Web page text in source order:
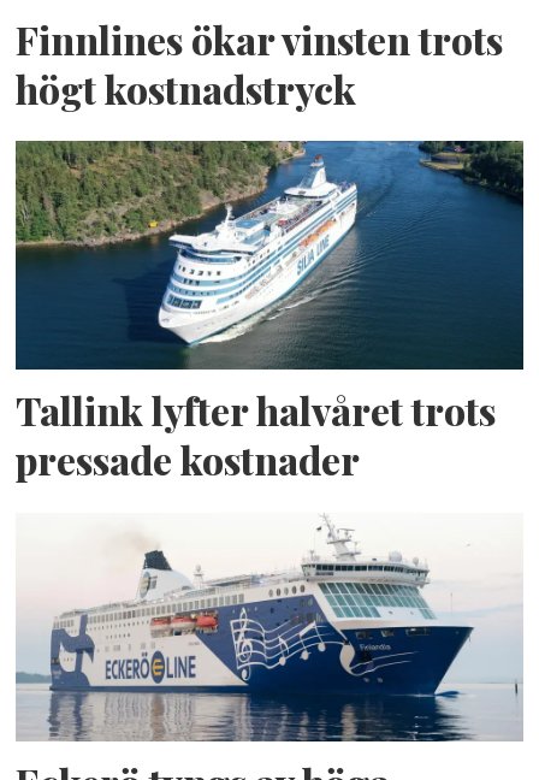
Finnlines ökar vinsten trots
högt kostnadstryck
Tallink lyfter halvåret trots
pressade kostnader